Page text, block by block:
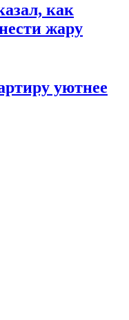
как
жару
уютнее